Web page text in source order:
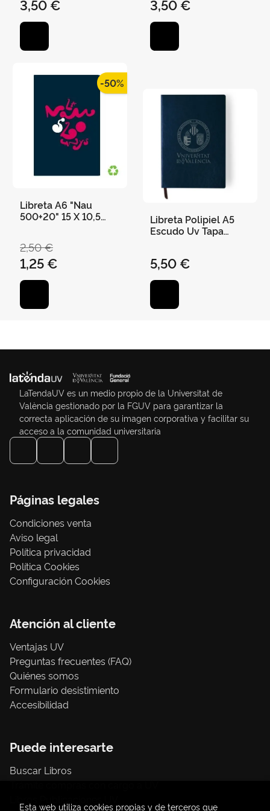
cm - Negro
3,50 €
cm - Rojo
3,50 €
-50%
Libreta A6 "Nau
500+20" 15 X 10,5
2,50 €
1,25 €
Libreta Polipiel A5
Escudo Uv Tapa
Marino
5,50 €
LaTendaUV es un medio propio de la Universitat de
València gestionado por la FGUV para garantizar la
correcta aplicación de su imagen corporativa y facilitar su
acceso a la comunidad universitaria
Páginas legales
Condiciones venta
Aviso legal
Política privacidad
Política Cookies
Configuración Cookies
Atención al cliente
Ventajas UV
Preguntas frecuentes (FAQ)
Quiénes somos
Formulario desistimiento
Accesibilidad
Puede interesarte
Buscar Libros
Esta web utiliza cookies propias y de terceros que